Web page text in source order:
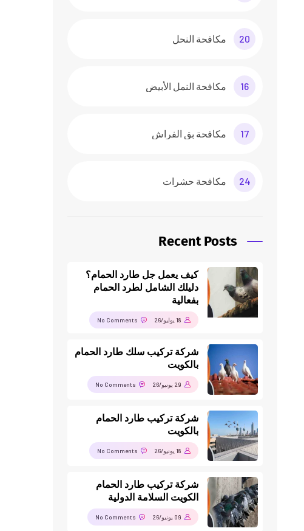
مكافحة النحل 20
مكافحة النمل الأبيض 16
مكافحة بق الفراش 17
مكافحة حشرات 24
Recent Posts
كيف يعمل جل طارد الحمام؟
دليلك الشامل لطرد الحمام
بفعالية
18 يوليو/26 No Comments
شركة تركيب سلك طارد الحمام
بالكويت
29 يونيو/26 No Comments
شركة تركيب طارد الحمام
بالكويت
18 يونيو/26 No Comments
شركة تركيب طارد الحمام
الكويت السلامة الدولية
09 يونيو/26 No Comments